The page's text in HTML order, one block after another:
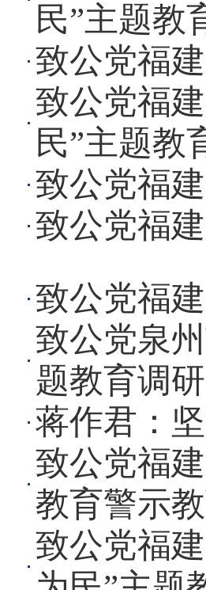
民”主题教
致公党福
致公党福
民”主题教
致公党福
致公党福
致公党福
致公党泉
题教育调研
蒋作君：
致公党福
教育警示
致公党福